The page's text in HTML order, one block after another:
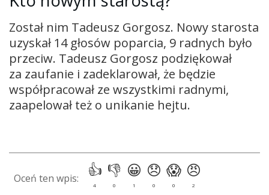
Został nim Tadeusz Gorgosz. Nowy starosta
uzyskał 14 głosów poparcia, 9 radnych było
przeciw. Tadeusz Gorgosz podziękował
za zaufanie i zadeklarował, że będzie
współpracował ze wszystkimi radnymi,
zaapelował też o unikanie hejtu.